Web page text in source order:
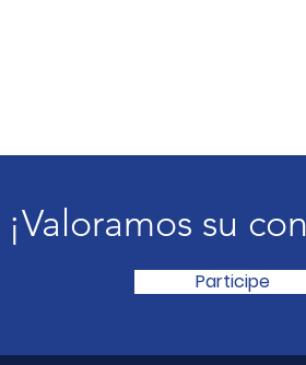
¡Valoramos su
Participe